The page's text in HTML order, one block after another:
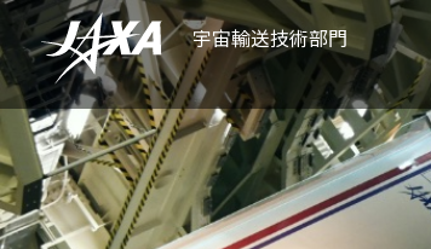
宇宙輸送技術部門